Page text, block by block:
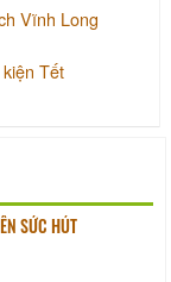
Vĩnh Long
Tết
SỨC HÚT